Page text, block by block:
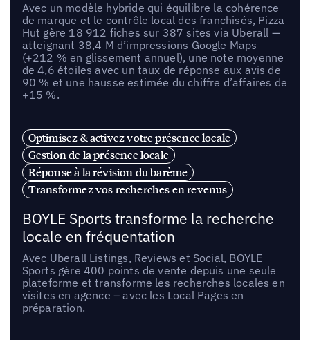
Avec un modèle hybride qui équilibre la cohérence
de marque et le contrôle local des franchisés, Pizza
Hut gère 18 912 fiches sur 387 sites via Uberall —
atteignant 38,4 M d’impressions Google Maps
(+212 % en glissement annuel), une note moyenne
de 4,6 étoiles avec un taux de réponse aux avis de
90 % et une hausse estimée du chiffre d’affaires de
+15 %.
Optimisez & activez votre présence locale
Gestion de la présence locale
Réponse à la révision du barème
Transformez vos recherches en revenus
BOYLE Sports transforme la recherche
locale en fréquentation
Avec Uberall Listings, Reviews et Social, BOYLE
Sports gère 400 points de vente depuis une seule
plateforme et transforme les recherches locales en
visites en agence – avec les Local Pages en
préparation.